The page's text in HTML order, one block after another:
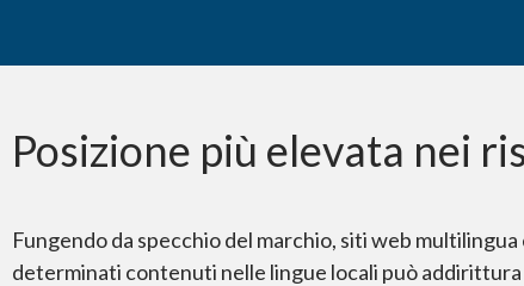
Lo sapevate?
Posizione più elevata nei
Fungendo da specchio del marchio, siti web
determinati contenuti nelle lingue locali può